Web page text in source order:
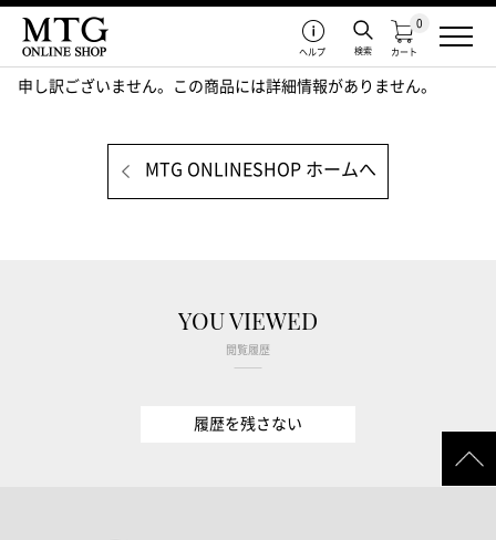
カート
0
検索
ヘルプ
申し訳ございません。この商品には詳細情報がありません。
MTG ONLINESHOP ホームへ
YOU VIEWED
閲覧履歴
履歴を残さない